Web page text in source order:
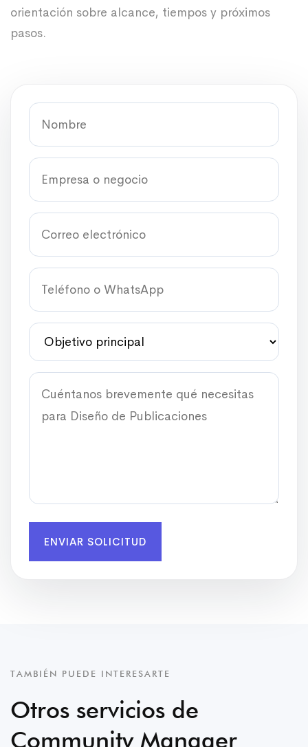
orientación sobre alcance, tiempos y próximos
pasos.
ENVIAR SOLICITUD
TAMBIÉN PUEDE INTERESARTE
Otros servicios de
Community Manager